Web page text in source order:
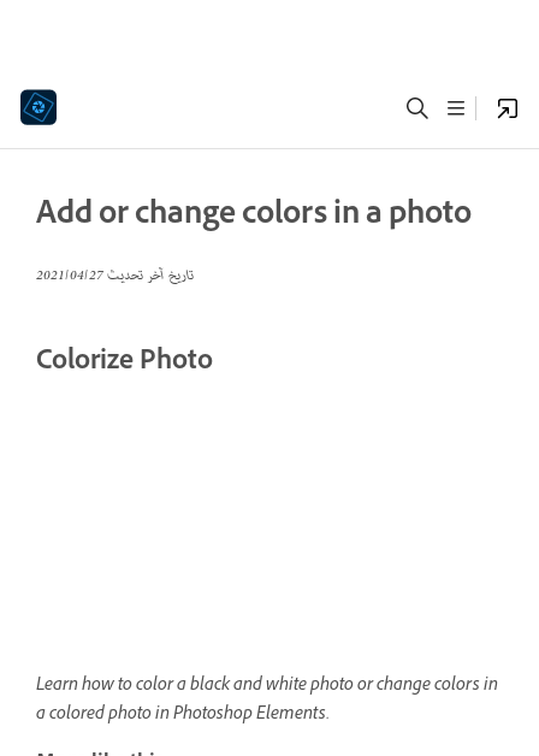
Add or change colors in a photo
تاريخ آخر تحديث27‏/04‏/2021
Colorize Photo
Learn how to color a black and white photo or change colors in
a colored photo in Photoshop Elements.